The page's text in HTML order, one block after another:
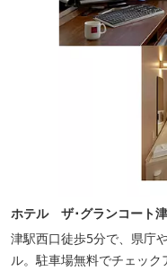
ホテル ザ･グランコート
津駅西口徒歩5分で、県庁
ル。駐車場無料でチェッ